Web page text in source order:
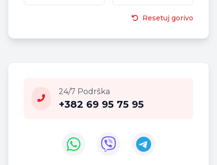
Resetuj gorivo
24/7 Podrška
+382 69 95 75 95